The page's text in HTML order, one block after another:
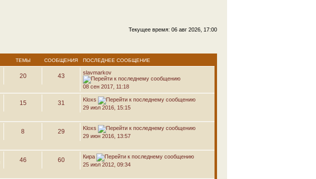
Текущее время: 06 авг 2026, 17:00
ТЕМЫ СООБЩЕНИЯ ПОСЛЕДНЕЕ СООБЩЕНИЕ
20 43 slavmarkov
08 сен 2017, 11:18
15 31
Kloxs
29 июл 2016, 15:15
8 29
Kloxs
29 июн 2016, 13:57
46 60
Кира
25 июл 2012, 09:34